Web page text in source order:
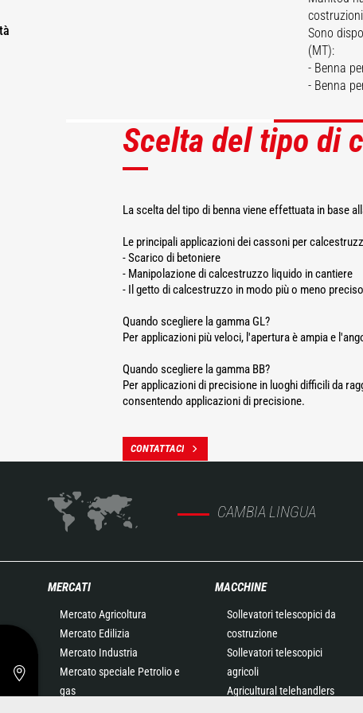
Sono
(MT):
- Benna
- Benna
Scelta del tipo di
La scelta del tipo di benna viene effettuata in base
Le principali applicazioni dei cassoni per
- Scarico di betoniere
- Manipolazione di calcestruzzo liquido in cantiere
- Il getto di calcestruzzo in modo più o meno
Quando scegliere la gamma GL?
Per applicazioni più veloci, l'apertura è ampia e
Quando scegliere la gamma BB?
Per applicazioni di precisione in luoghi difficili da
consentendo applicazioni di precisione.
CONTATTACI
CAMBIA LINGUA
MERCATI
Mercato Agricoltura
Mercato Edilizia
Mercato Industria
Mercato speciale Petrolio e
gas
MACCHINE
Sollevatori telescopici da
costruzione
Sollevatori telescopici
agricoli
Agricultural telehandlers